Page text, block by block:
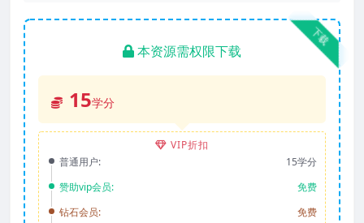
下载
本资源需权限下载
15学分
VIP折扣
普通用户:
15学分
赞助vip会员:
免费
钻石会员:
免费